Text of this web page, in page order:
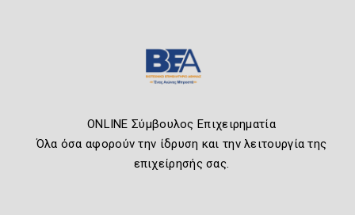
ONLINE Σύμβουλος Επιχειρηματία
Όλα όσα αφορούν την ίδρυση και την λειτουργία της
επιχείρησής σας.